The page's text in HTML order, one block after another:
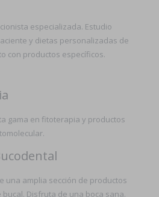
especializada. Estudio
y dietas personalizadas de
con productos específicos.
gama en fitoterapia y productos
una amplia sección de productos
bucal. Disfruta de una boca sana.